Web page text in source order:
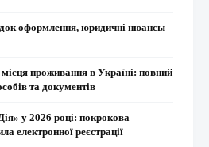
оформлення, юридичні нюансы
проживання в Україні: повний
та документів
у 2026 році: покрокова
електронної реєстрації